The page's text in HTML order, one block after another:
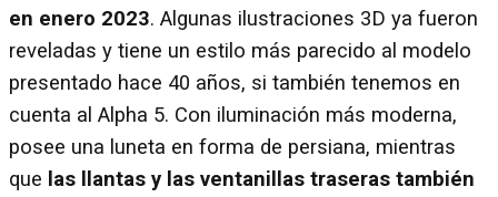
en enero 2023. Algunas ilustraciones 3D ya fueron
reveladas y tiene un estilo más parecido al modelo
presentado hace 40 años, si también tenemos en
cuenta al Alpha 5. Con iluminación más moderna,
posee una luneta en forma de persiana, mientras
que las llantas y las ventanillas traseras también